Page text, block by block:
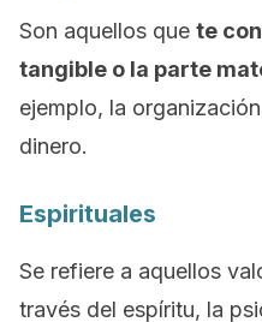
Son aquellos que te
tangible o la parte
ejemplo, la
dinero.
Espirituales
Se refiere a aquellos
través del espíritu, la